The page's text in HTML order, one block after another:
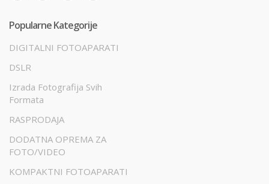
Popularne Kategorije
DIGITALNI FOTOAPARATI
DSLR
Izrada Fotografija Svih
Formata
RASPRODAJA
DODATNA OPREMA ZA
FOTO/VIDEO
KOMPAKTNI FOTOAPARATI